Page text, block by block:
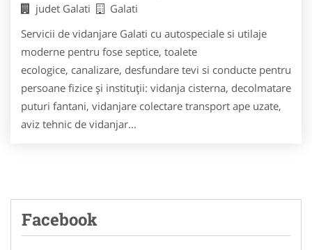
judet Galati
Galati
Servicii de vidanjare Galati cu autospeciale si utilaje
moderne pentru fose septice, toalete
ecologice, canalizare, desfundare tevi si conducte pentru
persoane fizice și instituții: vidanja cisterna, decolmatare
puturi fantani, vidanjare colectare transport ape uzate,
aviz tehnic de vidanjar...
Facebook